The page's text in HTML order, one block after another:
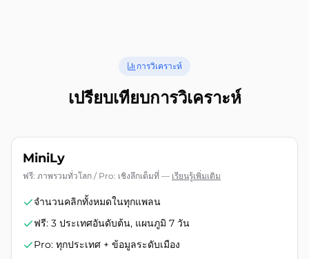
การวิเคราะห์
เปรียบเทียบการวิเคราะห์
MiniLy
ฟรี: ภาพรวมทั่วโลก / Pro: เชิงลึกเต็มที่ — เรียนรู้เพิ่มเติม
จำนวนคลิกทั้งหมดในทุกแพลน
ฟรี: 3 ประเทศอันดับต้น, แผนภูมิ 7 วัน
Pro: ทุกประเทศ + ข้อมูลระดับเมือง